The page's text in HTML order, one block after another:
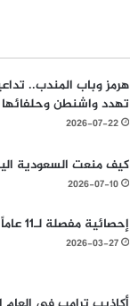
هرمز وباب المندب..
تهدد واشنطن وحلفائها
2026-07-22
كيف منعت السعودية
2026-07-10
إحصائية مفصلة لـ11 عاماً من العدوان على اليمن
2026-03-27